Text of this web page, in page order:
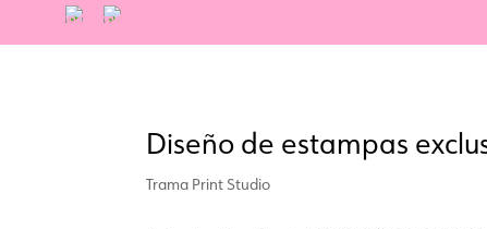
Diseño de estampas
Trama Print Studio